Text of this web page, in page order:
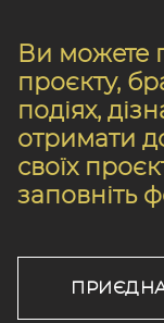
Ви можете
проєкту,
подіях,
отримати
своїх
заповніть